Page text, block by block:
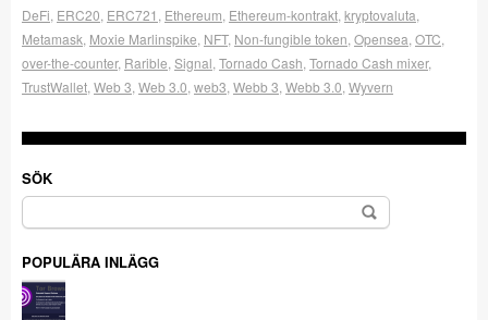
DeFi ERC20 ERC721 Ethereum Ethereum-kontrakt kryptovaluta
Metamask Moxie Marlinspike NFT, Non-fungible token Opensea OTC
over-the-counter, Rarible Signal Tornado Cash Tornado Cash mixer,
TrustWallet Web 3 Web 3.0 web3 Webb 3 Webb 3.0 Wyvern
SÖK
Sök
efter:
POPULÄRA INLÄGG